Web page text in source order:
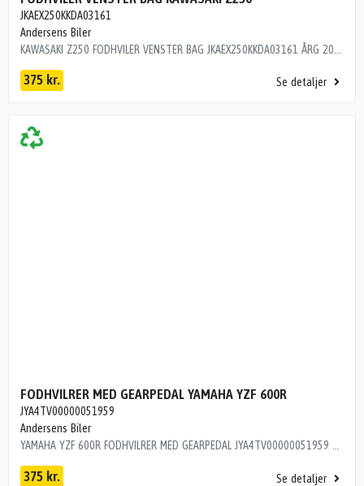
JKAEX250KKDA03161
Andersens Biler
375 kr. Se detaljer
FODHVILRER MED GEARPEDAL YAMAHA YZF 600R
JYA4TV00000051959
Andersens Biler
YAMAHA YZF 600R FODHVILRER MED GEARPEDAL JYA4TV00000051959 ÅRG 2000 KM 36000 L9R16C1
375 kr. Se detaljer